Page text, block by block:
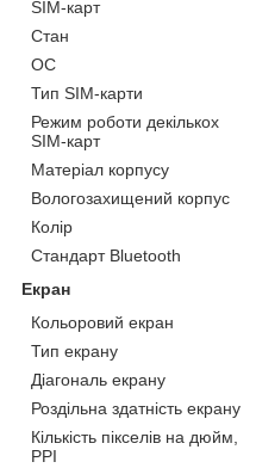
SIM-карт
Стан
ОС
Тип SIM-карти
Режим роботи декількох
SIM-карт
Матеріал корпусу
Вологозахищений корпус
Колір
Стандарт Bluetooth
Екран
Кольоровий екран
Тип екрану
Діагональ екрану
Роздільна здатність екрану
Кількість пікселів на дюйм,
PPI